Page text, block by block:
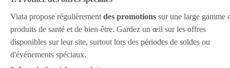
Viata propose régulièrement des promotions sur une large gamme
produits de santé et de bien-être. Gardez un œil sur les offres
disponibles sur leur site, surtout lors des périodes de soldes ou
d'événements spéciaux.